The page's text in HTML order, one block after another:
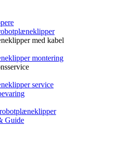
med kabel
montering
service
Guide